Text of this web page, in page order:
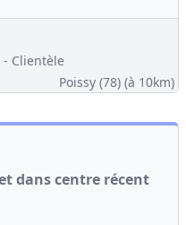
Clientèle
Poissy (78) (à 10km)
dans centre récent